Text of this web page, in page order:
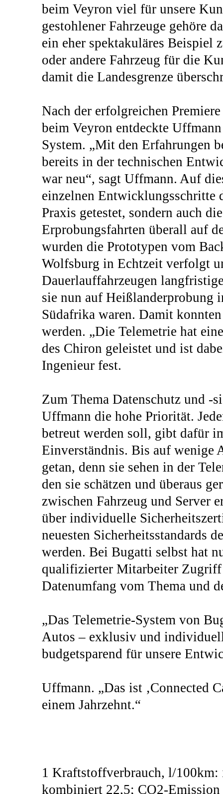
beim Veyron viel für unsere
gestohlener Fahrzeuge gehöre
ein eher spektakuläres Beispiel
oder andere Fahrzeug für die
damit die Landesgrenze
Nach der erfolgreichen
beim Veyron entdeckte
System. „Mit den Erfahrungen
bereits in der technischen
war neu“, sagt Uffmann. Auf
einzelnen Entwicklungsschritte
Praxis getestet, sondern auch
Erprobungsfahrten überall auf
wurden die Prototypen vom
Wolfsburg in Echtzeit verfolgt
Dauerlauffahrzeugen
sie nun auf Heißlanderprobung
Südafrika waren. Damit
werden. „Die Telemetrie hat
des Chiron geleistet und ist
Ingenieur fest.
Zum Thema Datenschutz und -
Uffmann die hohe Priorität.
betreut werden soll, gibt dafür
Einverständnis. Bis auf wenige
getan, denn sie sehen in der
den sie schätzen und überaus
zwischen Fahrzeug und Server
über individuelle
neuesten Sicherheitsstandards
werden. Bei Bugatti selbst hat
qualifizierter Mitarbeiter
Datenumfang vom Thema und
„Das Telemetrie-System von
Autos – exklusiv und
budgetsparend für unsere
Uffmann. „Das ist ‚Connected
einem Jahrzehnt.“
1 Kraftstoffverbrauch, l/100km:
kombiniert 22,5; CO2-